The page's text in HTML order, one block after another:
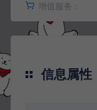
增值服务：
信息属性